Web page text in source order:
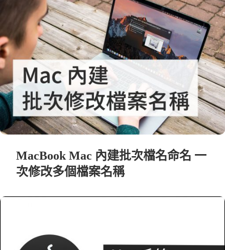
MacBook Mac 內建批次檔名命名 一
次修改多個檔案名稱